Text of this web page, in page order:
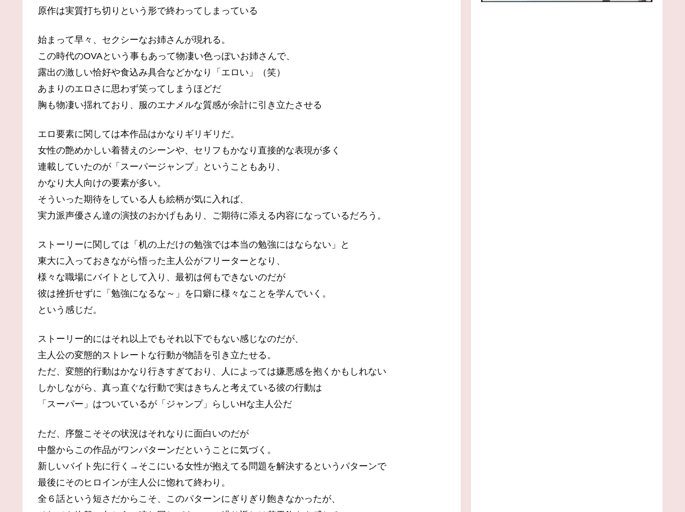
原作は実質打ち切りという形で終わってしまっている
始まって早々、セクシーなお姉さんが現れる。
この時代のOVAという事もあって物凄い色っぽいお姉さんで、
露出の激しい恰好や食込み具合などかなり「エロい」（笑）
あまりのエロさに思わず笑ってしまうほどだ
胸も物凄い揺れており、服のエナメルな質感が余計に引き立たさせる
エロ要素に関しては本作品はかなりギリギリだ。
女性の艶めかしい着替えのシーンや、セリフもかなり直接的な表現が多く
連載していたのが「スーパージャンプ」ということもあり、
かなり大人向けの要素が多い。
そういった期待をしている人も絵柄が気に入れば、
実力派声優さん達の演技のおかげもあり、ご期待に添える内容になっているだろう。
ストーリーに関しては「机の上だけの勉強では本当の勉強にはならない」と
東大に入っておきながら悟った主人公がフリーターとなり、
様々な職場にバイトとして入り、最初は何もできないのだが
彼は挫折せずに「勉強になるな～」を口癖に様々なことを学んでいく。
という感じだ。
ストーリー的にはそれ以上でもそれ以下でもない感じなのだが、
主人公の変態的ストレートな行動が物語を引き立たせる。
ただ、変態的行動はかなり行きすぎており、人によっては嫌悪感を抱くかもしれない
しかしながら、真っ直ぐな行動で実はきちんと考えている彼の行動は
「スーパー」はついているが「ジャンプ」らしいHな主人公だ
ただ、序盤こそその状況はそれなりに面白いのだが
中盤からこの作品がワンパターンだということに気づく。
新しいバイト先に行く→そこにいる女性が抱えてる問題を解決するというパターンで
最後にそのヒロインが主人公に惚れて終わり。
全６話という短さだからこそ、このパターンにぎりぎり飽きなかったが、